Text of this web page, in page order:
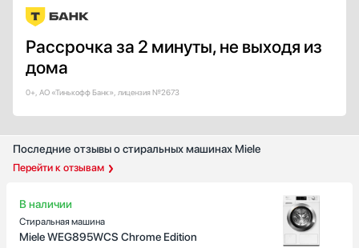
Класс отжима
A
А+
B
Показать все
Уровень шума при стирке, дБ
Рассрочка за 2 минуты, не выходя из
дома
0+, АО «Тинькофф Банк», лицензия №2673
Последние отзывы о стиральных машинах Miele
Перейти к отзывам
В наличии
Стиральная машина
Miele WEG895WCS Chrome Edition